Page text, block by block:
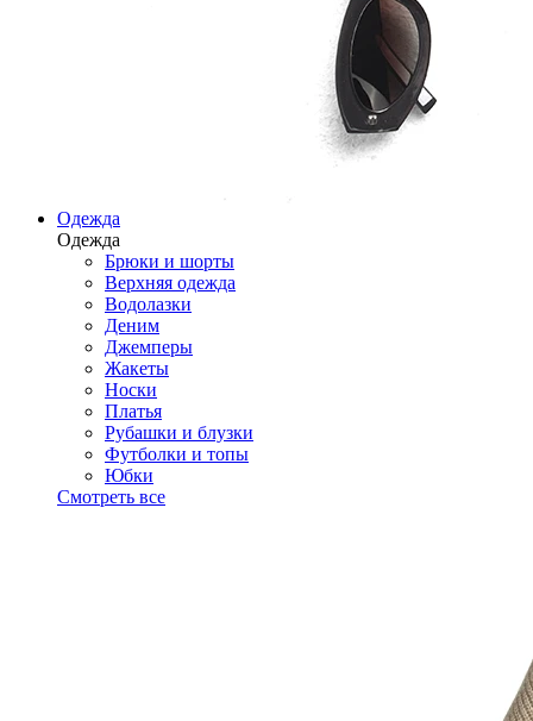
Одежда
Одежда
Брюки и шорты
Верхняя одежда
Водолазки
Деним
Джемперы
Жакеты
Носки
Платья
Рубашки и блузки
Футболки и топы
Юбки
Смотреть все